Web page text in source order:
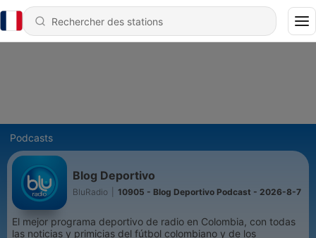
Podcasts
Blog Deportivo
BluRadio 10905 - Blog Deportivo Podcast - 2026-8-7
El mejor programa deportivo de radio en Colombia, con todas
las noticias y primicias del fútbol colombiano y de los